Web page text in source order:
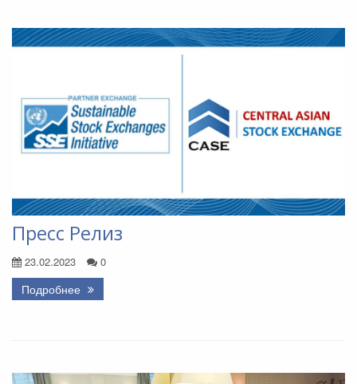
Пресс Релиз
23.02.2023 0
Подробнее